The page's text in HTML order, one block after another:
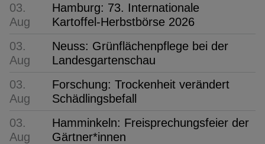
03.
Aug
Hamburg: 73. Internationale
Kartoffel-Herbstbörse 2026
03.
Aug
Neuss: Grünflächenpflege bei der
Landesgartenschau
03.
Aug
Forschung: Trockenheit verändert
Schädlingsbefall
03.
Aug
Hamminkeln: Freisprechungsfeier der
Gärtner*innen